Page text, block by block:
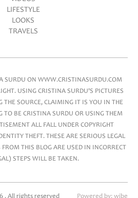
LIFESTYLE
LOOKS
TRAVELS
SURDU ON WWW.CRISTINASURDU.COM
USING CRISTINA SURDU'S PICTURES
SOURCE, CLAIMING IT IS YOU IN THE
TO BE CRISTINA SURDU OR USING THEM
ALL FALL UNDER COPYRIGHT
THEFT. THESE ARE SERIOUS LEGAL
THIS BLOG ARE USED IN INCORRECT
STEPS WILL BE TAKEN.
. All rights reserved Powered by: wibe